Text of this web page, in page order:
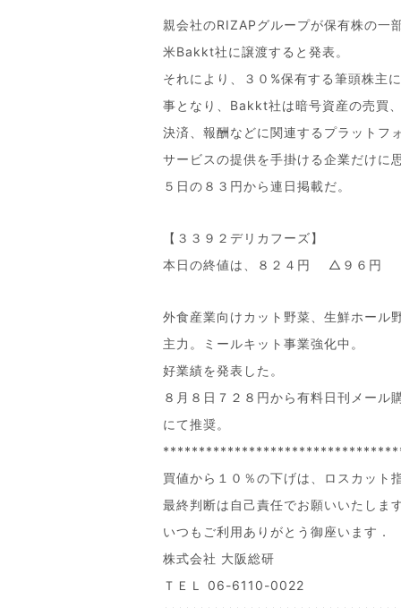
親会社のRIZAPグループが保有株の一
米Bakkt社に譲渡すると発表。
それにより、３０%保有する筆頭株主
事となり、Bakkt社は暗号資産の売買、
決済、報酬などに関連するプラットフ
サービスの提供を手掛ける企業だけに
５日の８３円から連日掲載だ。
【３３９２デリカフーズ】
本日の終値は、８２４円 △９６円
外食産業向けカット野菜、生鮮ホール
主力。ミールキット事業強化中。
好業績を発表した。
８月８日７２８円から有料日刊メール
にて推奨。
買値から１０％の下げは、ロスカット指
最終判断は自己責任でお願いいたします
いつもご利用ありがとう御座います．
株式会社 大阪総研
ＴＥＬ 06-6110-0022